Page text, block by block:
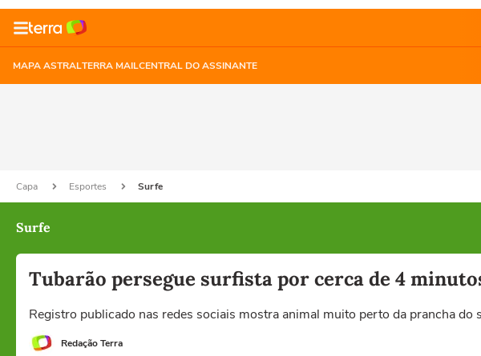
MAPA ASTRALTERRA MAILCENTRAL DO ASSINANTE
Capa Esportes Surfe
Surfe
Tubarão persegue surfista por cerca de 4
Registro publicado nas redes sociais mostra animal muito perto da prancha do
Redação Terra